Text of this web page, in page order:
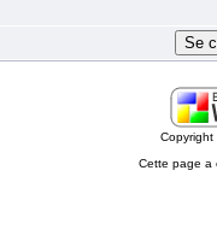
Cette page a